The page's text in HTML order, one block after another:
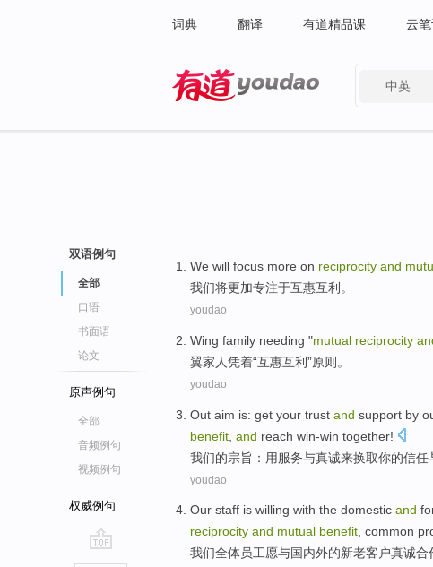
词典 翻译 有道精品课 云
中英
双语例句
全部
口语
书面语
论文
原声例句
全部
音频例句
视频例句
权威例句
go
We will focus more on reciprocity and
我们将更加专注于互惠互利。
youdao
Wing family needing "mutual reciprocity
翼家人凭着“互惠互利 ”原则 。
youdao
Out aim is: get your trust and support by
benefit and reach win-win together!
我们的宗旨 ： 用服务与真诚来换取你的信任
youdao
Our staff is willing with the domestic and
reciprocity and mutual benefit, common
我们全体员工愿与国内外的新老客户真诚合